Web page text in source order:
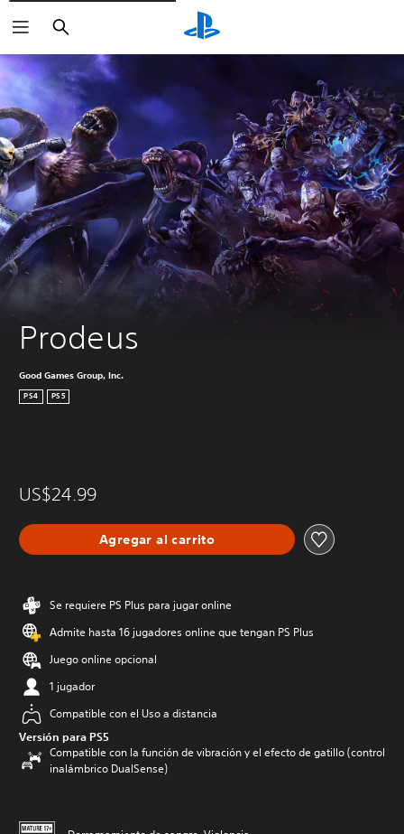
Buscar
Prodeus
Good Games Group, Inc.
PS4 PS5
US$24.99
Agregar al carrito
Se requiere PS Plus para jugar online
Admite hasta 16 jugadores online que tengan PS Plus
Juego online opcional
1 jugador
Compatible con el Uso a distancia
Versión para PS5
Compatible con la función de vibración y el efecto de gatillo (control
inalámbrico DualSense)